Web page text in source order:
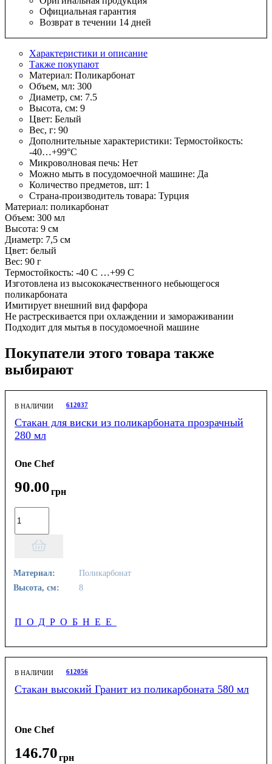
Характеристики и описание
Также покупают
Материал: Поликарбонат
Объем, мл: 300
Диаметр, см: 7.5
Высота, см: 9
Цвет: Белый
Вес, г: 90
Дополнительные характеристики: Термостойкость:
-40…+99°С
Микроволновая печь: Нет
Можно мыть в посудомоечной машине: Да
Количество предметов, шт: 1
Страна-производитель товара: Турция
Материал: поликарбонат
Объем: 300 мл
Высота: 9 см
Диаметр: 7,5 см
Цвет: белый
Вес: 90 г
Термостойкость: -40 С …+99 С
Изготовлена из высококачественного небьющегося
поликарбоната
Имитирует внешний вид фарфора
Не растрескивается при охлаждении и замораживании
Подходит для мытья в посудомоечной машине
Покупатели этого товара также
выбирают
В НАЛИЧИИ 612037
Стакан для виски из поликарбоната прозрачный
280 мл
One Chef
90.00грн
Материал:
Поликарбонат
Высота, см:
8
ПОДРОБНЕЕ
В НАЛИЧИИ 612056
Стакан высокий Гранит из поликарбоната 580 мл
One Chef
146.70грн
Официальная гарантия
Возврат в течении 14 дней